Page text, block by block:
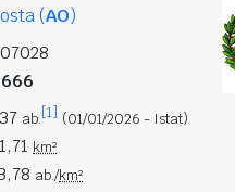
(AO)
ab. [1] (01/01/2026 - Istat)
km²
ab./km²